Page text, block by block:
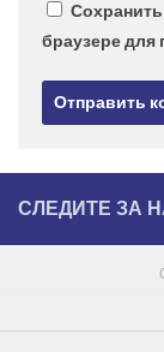
Сохранить
браузере
СЛЕДИТЕ ЗА